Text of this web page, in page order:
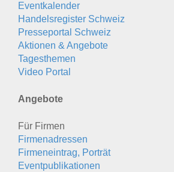
Eventkalender
Handelsregister Schweiz
Presseportal Schweiz
Aktionen & Angebote
Tagesthemen
Video Portal
Angebote
Für Firmen
Firmenadressen
Firmeneintrag, Porträt
Eventpublikationen